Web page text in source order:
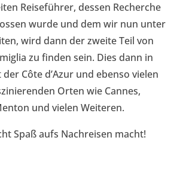
Reiseführer, dessen Recherche
wurde und dem wir nun unter
wird dann der zweite Teil von
zu finden sein. Dies dann in
Côte d’Azur und ebenso vielen
Orten wie Cannes,
und vielen Weiteren.
Spaß aufs Nachreisen macht!